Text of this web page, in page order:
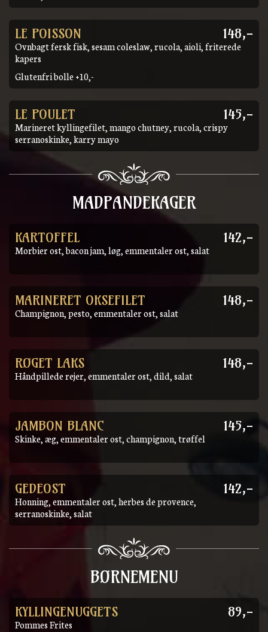
LE POISSON
Ovnbagt fersk fisk, sesam coleslaw, rucola, aioli, friterede
kapers
Glutenfri bolle +10,-
148,-
LE POULET
Marineret kyllingefilet, mango chutney, rucola, crispy
serranoskinke, karry mayo
145,-
MADPANDEKAGER
KARTOFFEL
Morbier ost, bacon jam, løg, emmentaler ost, salat
142,-
MARINERET OKSEFILET
Champignon, pesto, emmentaler ost, salat
148,-
RØGET LAKS
Håndpillede rejer, emmentaler ost, dild, salat
148,-
JAMBON BLANC
Skinke, æg, emmentaler ost, champignon, trøffel
145,-
GEDEOST
Honning, emmentaler ost, herbes de provence,
serranoskinke, salat
142,-
BØRNEMENU
KYLLINGENUGGETS
Pommes Frites
89,-